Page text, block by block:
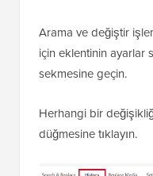
Arama ve değiştir
için eklentinin ayarlar
sekmesine geçin.
Herhangi bir
düğmesine tıklayın.